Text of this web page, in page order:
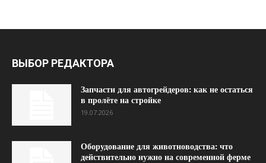
ВЫБОР РЕДАКТОРА
Запчасти для автогрейдеров: как не остаться
в пролёте на стройке
19.07.2026
Оборудование для животноводства: что
действительно нужно на современной ферме